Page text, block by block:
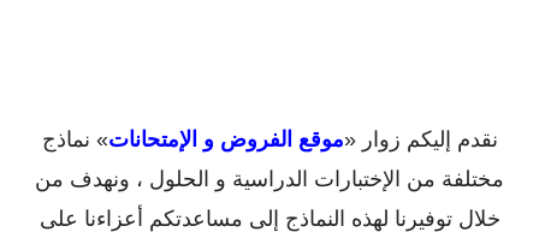
نقدم إليكم زوار «موقع الفروض و الإمتحانات» نماذج
مختلفة من الإختبارات الدراسية و الحلول ، ونهدف من
خلال توفيرنا لهذه النماذج إلى مساعدتكم أعزاءنا على